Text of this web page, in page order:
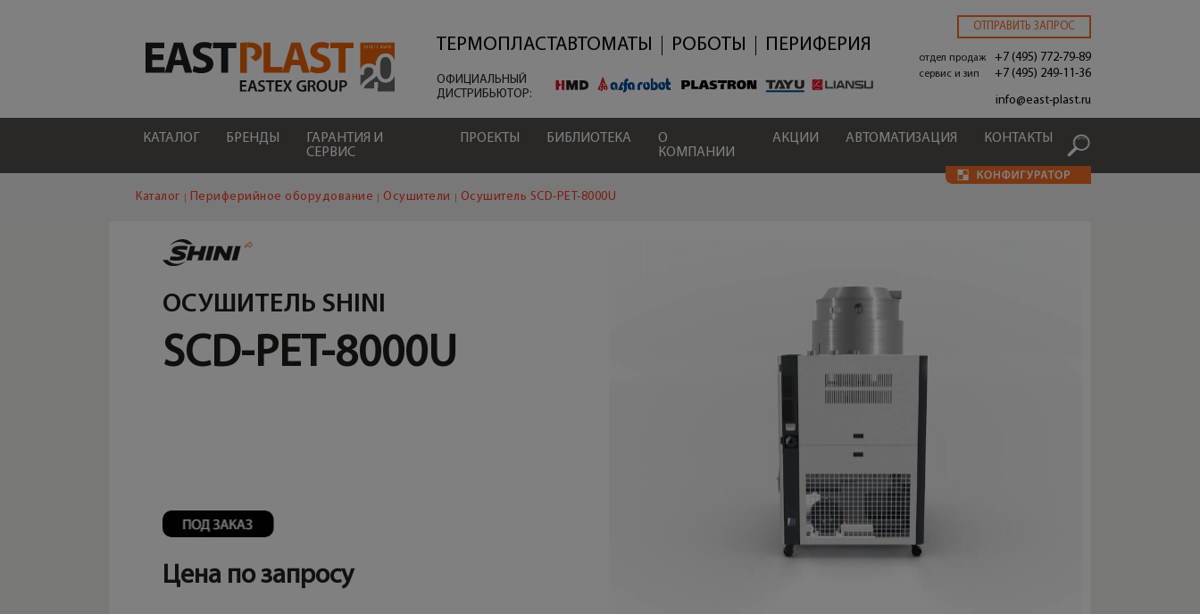
содержанию
ТЕРМОПЛАСТАВТОМАТЫ РОБОТЫ ПЕРИФЕРИЯ
ОФИЦИАЛЬНЫЙ
ДИСТРИБЬЮТОР:
ОТПРАВИТЬ ЗАПРОС
отдел продаж +7 (495) 772-79-89
сервис и зип
+7 (495) 249-11-36
info@east-plast.ru
КАТАЛОГ БРЕНДЫ
ГАРАНТИЯ И
СЕРВИС
ПРОЕКТЫ БИБЛИОТЕКА
О
КОМПАНИИ
АКЦИИ АВТОМАТИЗАЦИЯ КОНТАКТЫ
Каталог Периферийное оборудование Осушители Осушитель SCD-PET-8000U
ОСУШИТЕЛЬ SHINI
SCD-PET-8000U
Цена по запросу